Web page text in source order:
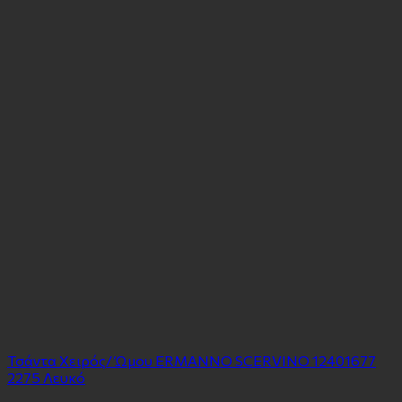
Τσάντα Χειρός/ Ώμου ERMANNO SCERVINO 12401677
2275 Λευκό